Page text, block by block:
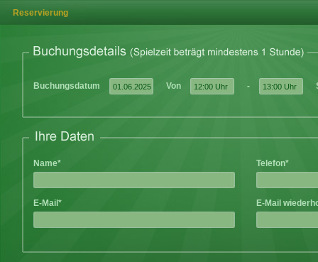
Reservierung
Buchungsdatum Von -
Name* Telefon*
E-Mail* E-Mail